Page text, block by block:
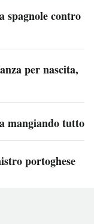
spagnole contro
per nascita,
mangiando tutto
portoghese